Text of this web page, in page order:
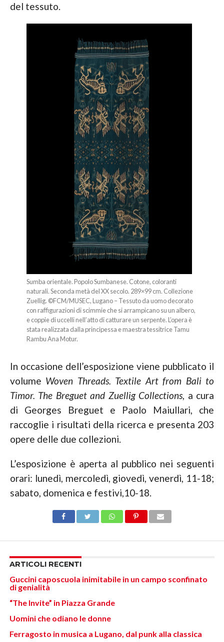
del tessuto.
Sumba orientale. Popolo Sumbanese. Cotone, coloranti
naturali. Seconda metà del XX secolo. 289×99 cm. Collezione
Zuellig. ©FCM/MUSEC, Lugano – Tessuto da uomo decorato
con raffigurazioni di scimmie che si arrampicano su un albero,
e coppie di uccelli nell’atto di catturare un serpente. L’opera è
stata realizzata dalla principessa e maestra tessitrice Tamu
Rambu Ana Motur.
In occasione dell’esposizione viene pubblicato il
volume Woven Threads. Textile Art from Bali to
Timor. The Breguet and Zuellig Collections, a cura
di Georges Breguet e Paolo Maiullari, che
raccoglie i risultati della ricerca e presenta 203
opere delle due collezioni.
L’esposizione è aperta al pubblico nei seguenti
orari: lunedì, mercoledì, giovedì, venerdì, 11-18;
sabato, domenica e festivi,10-18.
ARTICOLI RECENTI
Guccini caposcuola inimitabile in un campo sconfinato
di genialità
“The Invite” in Piazza Grande
Uomini che odiano le donne
Ferragosto in musica a Lugano, dal punk alla classica